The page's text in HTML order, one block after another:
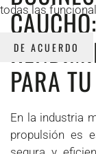
PARA
En la industria
propulsión es
todas las
DE ACUERDO